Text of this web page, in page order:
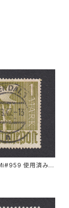
使用済み切
11.8.1947